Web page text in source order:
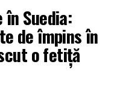
Suedia:
de împins în
o fetiță